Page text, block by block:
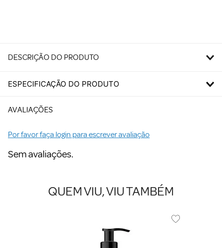
DESCRIÇÃO DO PRODUTO
ESPECIFICAÇÃO DO PRODUTO
AVALIAÇÕES
Por favor faça login para escrever avaliação
Sem avaliações.
QUEM VIU, VIU TAMBÉM